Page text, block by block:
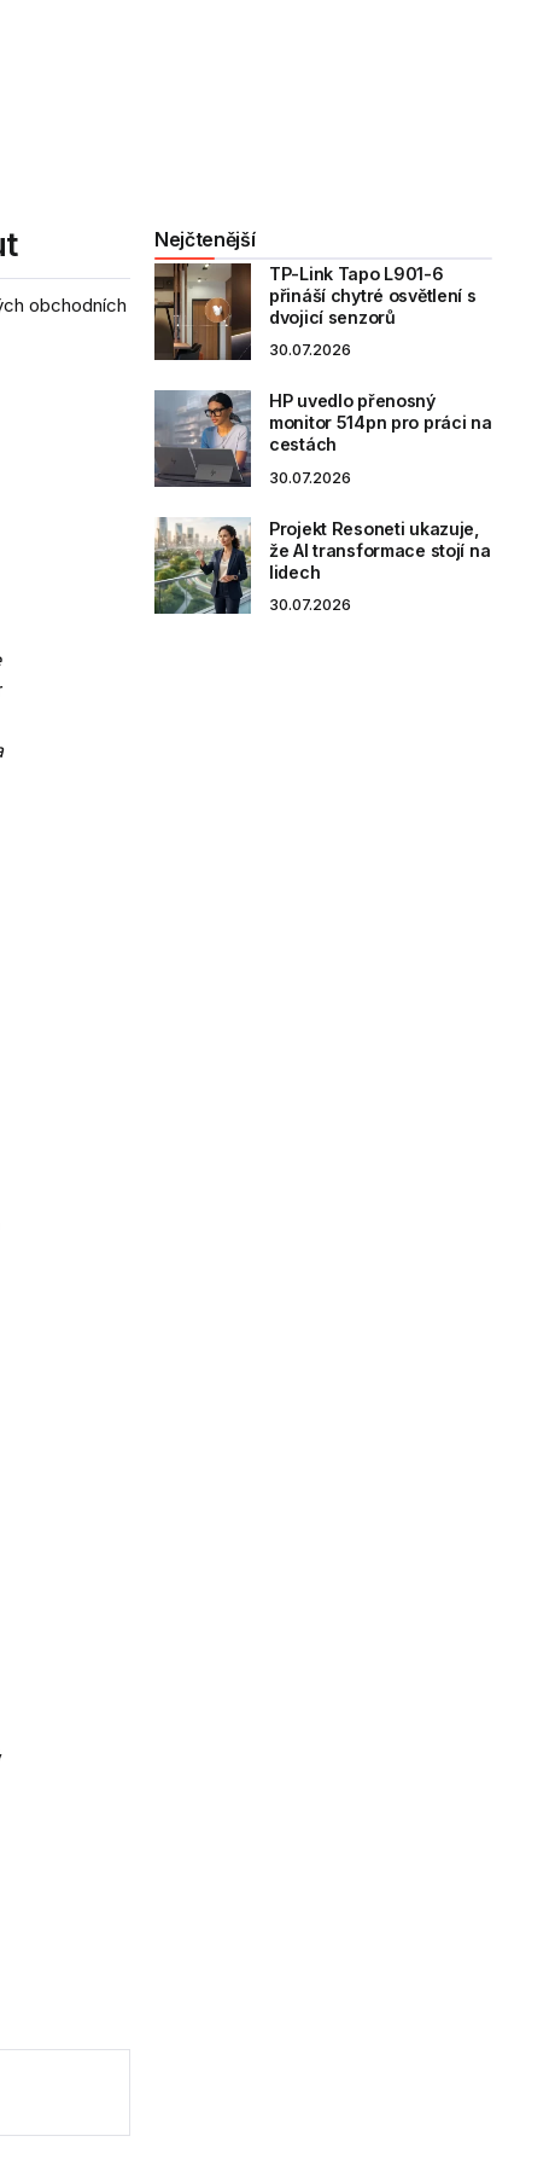
obchodních
Nejčtenější
TP-Link Tapo L901-6
přináší chytré osvětlení s
dvojicí senzorů
30.07.2026
HP uvedlo přenosný
monitor 514pn pro práci na
cestách
30.07.2026
Projekt Resoneti ukazuje,
že AI transformace stojí na
lidech
30.07.2026